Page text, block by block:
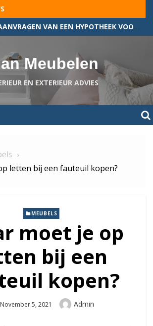
TIPS VOOR HET AANVRAGEN VAN EEN HYPOTHEEK VOOR JOUW BEDRIJFSPAND
Meubelen
EN EXTERIEUR ADVIES
letten bij een fauteuil kopen?
MEUBELS
moet je op
bij een
kopen?
Posted
November 5, 2021 Author
Admin